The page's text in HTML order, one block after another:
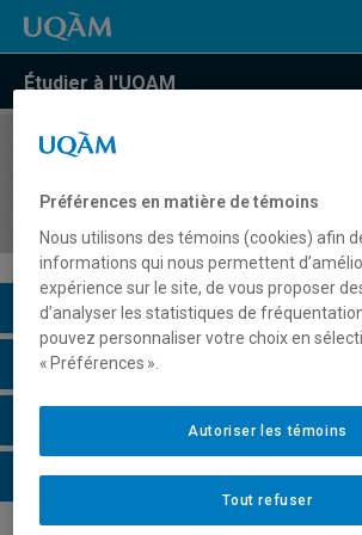
Étudier à l'UQAM
COURS//
son
Description du cours
Horaire - Été 2026
Horaire - Automne 2026
Horaire - Hiver 2027
Préférences en matière de témoins
Nous utilisons des témoins (cookies) afin
informations qui nous permettent
expérience sur le site, de vous proposer
d’analyser les statistiques de
pouvez personnaliser votre choix en
« Préférences ».
Tout refuser
Autoriser les témoins